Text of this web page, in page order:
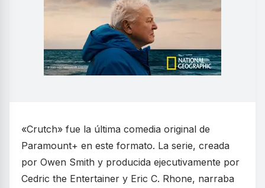
«Crutch» fue la última comedia original de
Paramount+ en este formato. La serie, creada
por Owen Smith y producida ejecutivamente por
Cedric the Entertainer y Eric C. Rhone, narraba